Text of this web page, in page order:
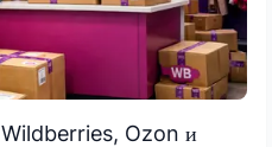
Wildberries, Ozon и